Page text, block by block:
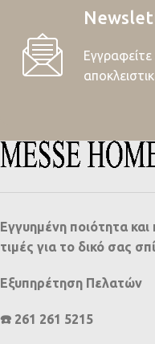
Εγγυημένη ποιότητα και
τιμές για το δικό σας
Εξυπηρέτηση Πελατών
☎️ 261 261 5215